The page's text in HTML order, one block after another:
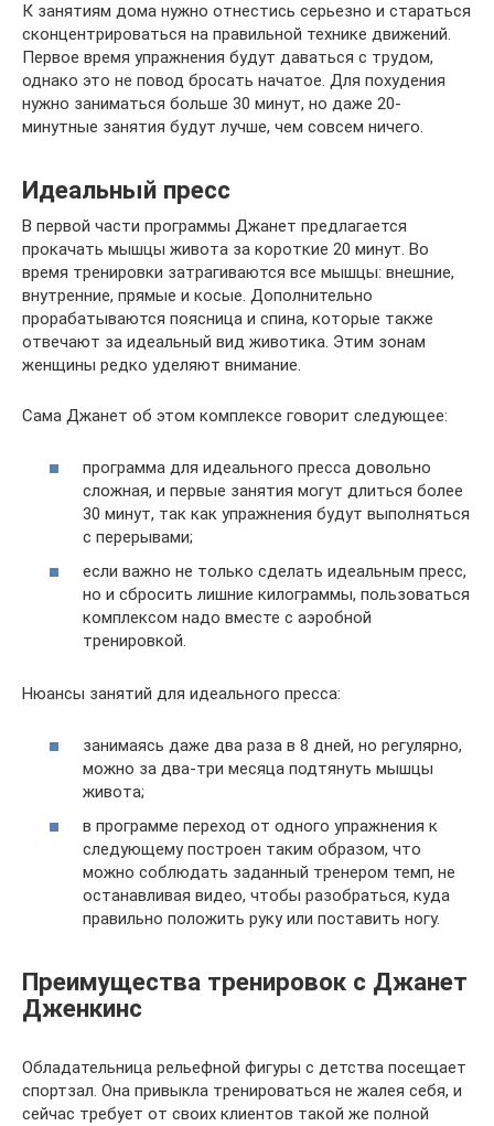
К занятиям дома нужно отнестись серьезно и стараться
сконцентрироваться на правильной технике движений.
Первое время упражнения будут даваться с трудом,
однако это не повод бросать начатое. Для похудения
нужно заниматься больше 30 минут, но даже 20-
минутные занятия будут лучше, чем совсем ничего.
Идеальный пресс
В первой части программы Джанет предлагается
прокачать мышцы живота за короткие 20 минут. Во
время тренировки затрагиваются все мышцы: внешние,
внутренние, прямые и косые. Дополнительно
прорабатываются поясница и спина, которые также
отвечают за идеальный вид животика. Этим зонам
женщины редко уделяют внимание.
Сама Джанет об этом комплексе говорит следующее:
программа для идеального пресса довольно
сложная, и первые занятия могут длиться более
30 минут, так как упражнения будут выполняться
с перерывами;
если важно не только сделать идеальным пресс,
но и сбросить лишние килограммы, пользоваться
комплексом надо вместе с аэробной
тренировкой.
Нюансы занятий для идеального пресса:
занимаясь даже два раза в 8 дней, но регулярно,
можно за два-три месяца подтянуть мышцы
живота;
в программе переход от одного упражнения к
следующему построен таким образом, что
можно соблюдать заданный тренером темп, не
останавливая видео, чтобы разобраться, куда
правильно положить руку или поставить ногу.
Преимущества тренировок с Джанет
Дженкинс
Обладательница рельефной фигуры с детства посещает
спортзал. Она привыкла тренироваться не жалея себя, и
сейчас требует от своих клиентов такой же полной